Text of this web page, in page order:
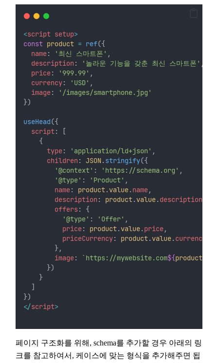
<script setup>
const product = ref({
name: '최신 스마트폰' ,
description: '놀라운 기능을 갖춘 최신 스마트폰' ,
price: '999.99' ,
currency: 'USD' ,
image:
'/images/smartphone.jpg'
})
useHead({
script: [
    {
type: 'application/ld+json' ,
children: JSON.stringify({
'@context' : 'https://schema.org' ,
'@type' : 'Product' ,
name: product.value.name,
description: product.value.description
offers: {
'@type' : 'Offer' ,
price: product.value.price,
priceCurrency: product.value.currency
        },
image: `https://mywebsite.com${product
      })
    }
  ]
})
</script>
페이지 구조화를 위해, schema를 추가할 경우 아래의 링
크를 참고하여서, 케이스에 맞는 형식을 추가해주면 됩